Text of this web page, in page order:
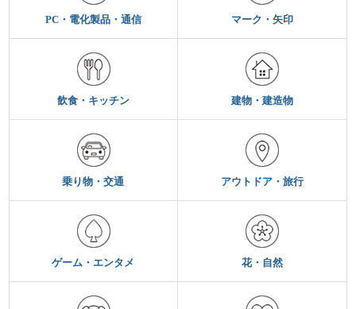
PC・電化製品・通信 マーク・矢印
飲食・キッチン 建物・建造物
乗り物・交通 アウトドア・旅行
ゲーム・エンタメ 花・自然